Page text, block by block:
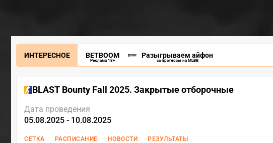
ИНТЕРЕСНОЕ BETBOOM
Реклама 18+
Разыгрываем айфон
за прогнозы на MLBB
BLAST Bounty Fall 2025. Закрытые отборочные
Дата проведения
05.08.2025 - 10.08.2025
СЕТКА РАСПИСАНИЕ НОВОСТИ РЕЗУЛЬТАТЫ